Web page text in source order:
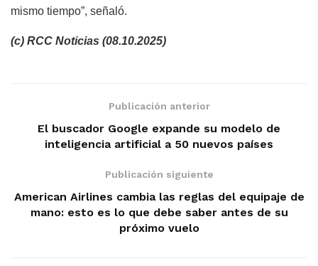
mismo tiempo”, señaló.
(c) RCC Noticias (08.10.2025)
Publicación anterior
El buscador Google expande su modelo de
inteligencia artificial a 50 nuevos países
Publicación siguiente
American Airlines cambia las reglas del equipaje de
mano: esto es lo que debe saber antes de su
próximo vuelo